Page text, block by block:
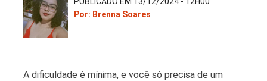
Por: Brenna Soares
A dificuldade é mínima, e você só precisa de um